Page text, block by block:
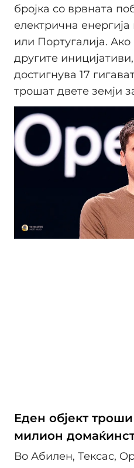
бројка со врвната
електрична
или Португалија.
другите
достигнува 17
трошат двете земји
Eден објект
милион
Во Абилен, Тексас,